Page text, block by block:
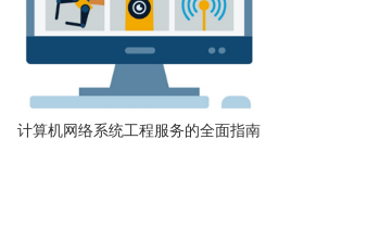
计算机网络系统工程服务的全面指南